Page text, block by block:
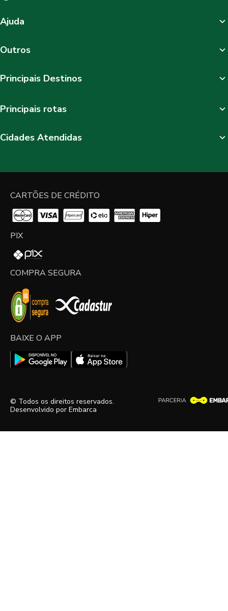
Ajuda
Outros
Principais Destinos
Principais rotas
Cidades Atendidas
CARTÕES DE CRÉDITO
PIX
COMPRA SEGURA
BAIXE O APP
© Todos os direitos reservados.
Desenvolvido por Embarca